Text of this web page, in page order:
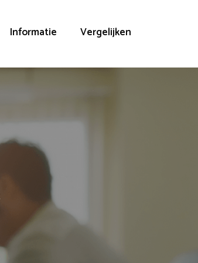
Informatie Vergelijken